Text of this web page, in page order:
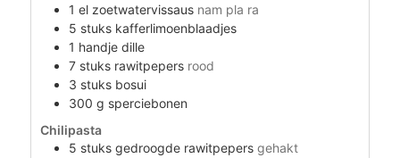
1 el zoetwatervissaus nam pla ra
5 stuks kafferlimoenblaadjes
1 handje dille
7 stuks rawitpepers rood
3 stuks bosui
300 g sperciebonen
Chilipasta
5 stuks gedroogde rawitpepers gehakt